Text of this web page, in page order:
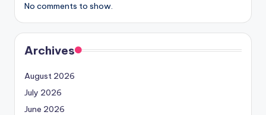
No comments to show.
Archives
August 2026
July 2026
June 2026